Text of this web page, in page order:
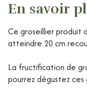
En savoir
Ce groseillier produit
atteindre 20 cm
La fructification de
pourrez dégustez ces